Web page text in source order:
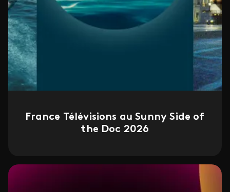
France Télévisions au Sunny Side of
the Doc 2026